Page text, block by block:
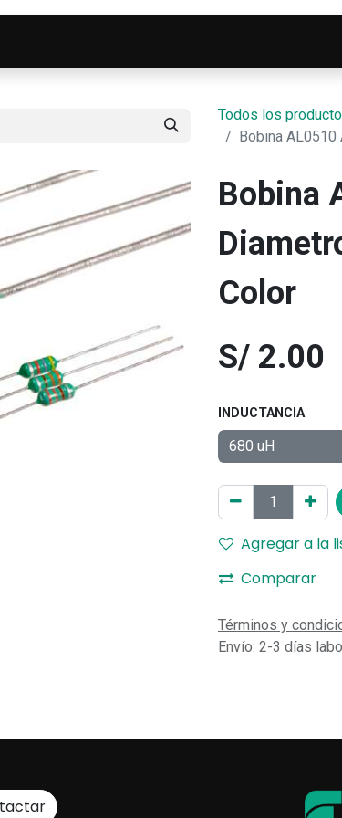
Todos los
Bobina AL0510
Bobina
Color
S/ 2.00
INDUCTANCIA
Agregar a la
Comparar
Términos y
Envío: 2-3 días